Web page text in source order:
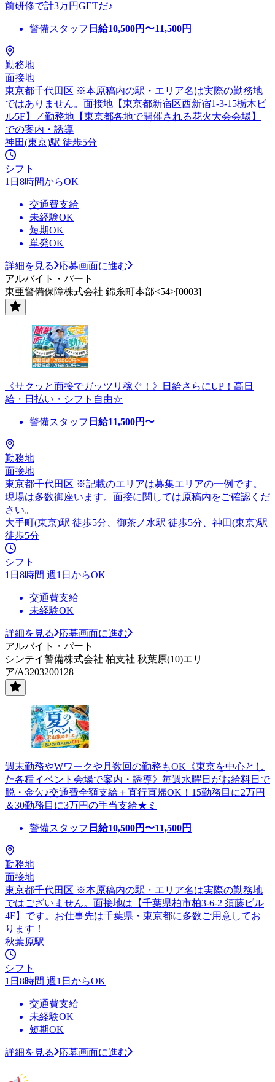
前研修で計3万円GETだ♪
警備スタッフ 日給10,500円〜11,500円
勤務地
面接地
東京都千代田区 ※本原稿内の駅・エリア名は実際の勤務地
ではありません。面接地【東京都新宿区西新宿1-3-15栃木ビ
ル5F】／勤務地【東京都各地で開催される花火大会会場】
での案内・誘導
神田(東京)駅 徒歩5分
シフト
1日8時間からOK
交通費支給
未経験OK
短期OK
単発OK
詳細を見る
応募画面に進む
アルバイト・パート
東亜警備保障株式会社 錦糸町本部<54>[0003]
《サクッと面接でガッツリ稼ぐ！》日給さらにUP！高日
給・日払い・シフト自由☆
警備スタッフ 日給11,500円〜
勤務地
面接地
東京都千代田区 ※記載のエリアは募集エリアの一例です。
現場は多数御座います。面接に関しては原稿内をご確認くだ
さい。
大手町(東京)駅 徒歩5分、御茶ノ水駅 徒歩5分、神田(東京)駅
徒歩5分
シフト
1日8時間 週1日からOK
交通費支給
未経験OK
詳細を見る
応募画面に進む
アルバイト・パート
シンテイ警備株式会社 柏支社 秋葉原(10)エリ
ア/A3203200128
週末勤務やWワークや月数回の勤務もOK《東京を中心とし
た各種イベント会場で案内・誘導》毎週水曜日がお給料日で
脱・金欠♪交通費全額支給＋直行直帰OK！15勤務目に2万円
＆30勤務目に3万円の手当支給★ミ
警備スタッフ 日給10,500円〜11,500円
勤務地
面接地
東京都千代田区 ※本原稿内の駅・エリア名は実際の勤務地
ではございません。面接地は【千葉県柏市柏3-6-2 須藤ビル
4F】です。お仕事先は千葉県・東京都に多数ご用意してお
ります！
秋葉原駅
シフト
1日8時間 週1日からOK
交通費支給
未経験OK
短期OK
詳細を見る 応募画面に進む